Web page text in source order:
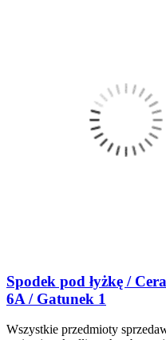
Spodek pod łyżkę /
6A / Gatunek 1
Wszystkie przedmioty